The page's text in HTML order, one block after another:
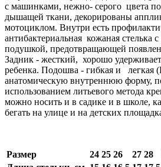
с машинками, нежно- серого цвета
дышащей ткани, декорированы
мотоциклом. Внутри есть
антибактериальная кожаная стелька
подушкой, предотвращающей
Задник - жесткий, хорошо
ребенка. Подошва - гибкая и легкая
анатомическую внутреннюю форму,
использованием литьевого метода
можно носить и в садике и в школе,
бегать на улице и на детских
Размер 24 25 26 27 28